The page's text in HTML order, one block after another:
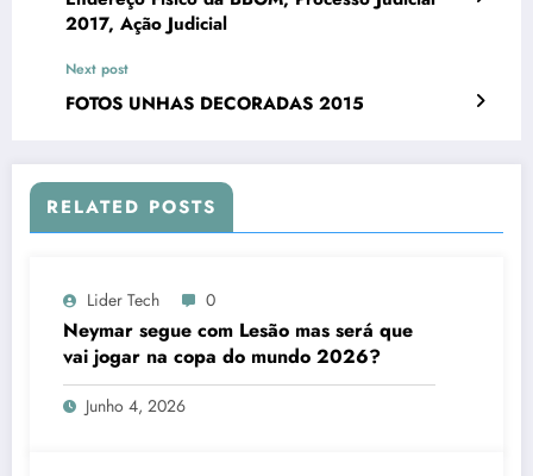
2017, Ação Judicial
Next post
FOTOS UNHAS DECORADAS 2015
RELATED POSTS
Lider Tech 0
Neymar segue com Lesão mas será que
vai jogar na copa do mundo 2026?
Junho 4, 2026